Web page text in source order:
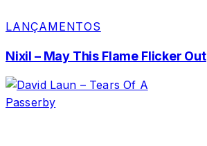
LANÇAMENTOS
Nixil – May This Flame Flicker Out